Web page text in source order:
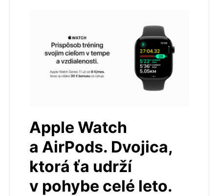
Apple Watch
a AirPods. Dvojica,
ktorá ťa udrží
v pohybe celé leto.